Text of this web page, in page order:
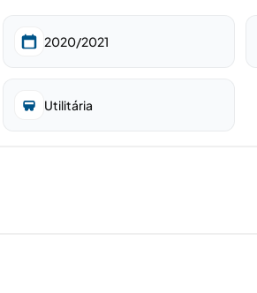
2020/2021
Utilitária